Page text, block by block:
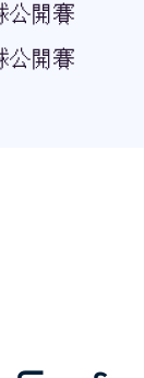
公開賽
公開賽